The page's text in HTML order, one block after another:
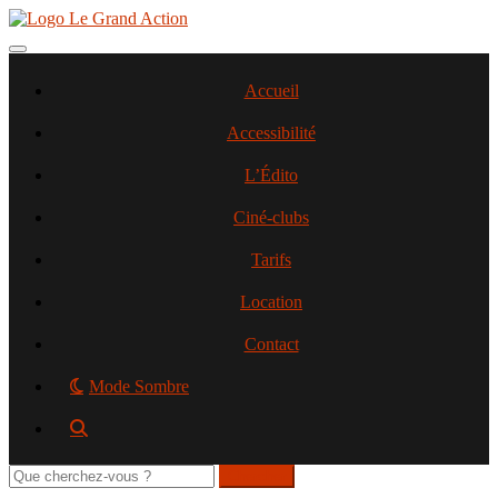
Aller
contenu
Toggle navigation
Accueil
Accessibilité
L’Édito
Ciné-clubs
Tarifs
Location
Contact
Mode Sombre
Rechercher
sur